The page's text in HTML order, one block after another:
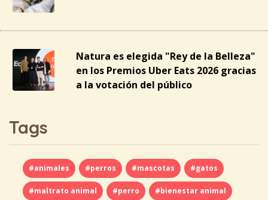
Natura es elegida "Rey de la Belleza"
en los Premios Uber Eats 2026 gracias
a la votación del público
Tags
#animales #perros #mascotas #gatos
#maltrato animal #perro #bienestar animal